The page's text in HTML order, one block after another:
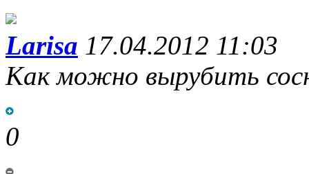
Larisa 17.04.2012 11:03
Как можно вырубить
0